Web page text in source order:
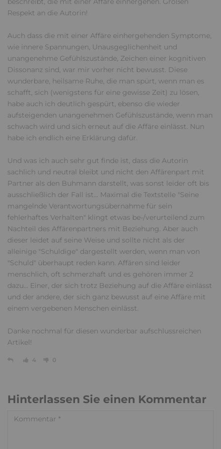
Respekt an die Autorin!
Auch dass die mit einer Affäre einhergehenden Symptome,
wie innere Spannungen, Unausgeglichenheit und
unangenehme Gefühlszustände, Zeichen einer kognitiven
Dissonanz sind, war mir vorher nicht bewusst. Diese
wunderbare, heilsame Ruhe, die man spürt, wenn man es
schafft, sich (wenigstens für eine gewisse Zeit) zu lösen,
habe auch ich deutlich gespürt, ebenso die wieder
aufsteigenden unangenehmen Gefühlszustände, wenn man
schwach wird und sich erneut auf die Affäre einlässt. Nun
habe ich endlich eine Erklärung dafür.
Und was ich auch sehr gut finde ist, dass die Autorin
sachlich und neutral bleibt und nicht den Affärenpart mit
Partner als den Buhmann darstellt, was sonst leider oft bis
ausschließlich der Fall ist... Maximal die Textstelle "Seine
mangelnde Verantwortungsübernahme für sein
fehlerhaftes Verhalten" klingt etwas be-/verurteilend zum
Nachteil des Affärenpartners mit Beziehung. Aber auch
dieser leidet auf seine Weise und sollte nicht als der
alleinige "Schuldige" dargestellt werden, wenn man von
"Schuld" überhaupt reden kann. Affären sind leider
menschlich, oft schmerzhaft und es gehören immer 2
dazu... Einer, der sich trotz Beziehung auf die Affäre einlässt
und der andere, der sich ganz bewusst auf eine Affäre mit
einem vergebenen Menschen einlässt.
Danke nochmal für diesen wunderbar aufschlussreichen
Artikel!
4 0
Hinterlassen Sie einen Kommentar